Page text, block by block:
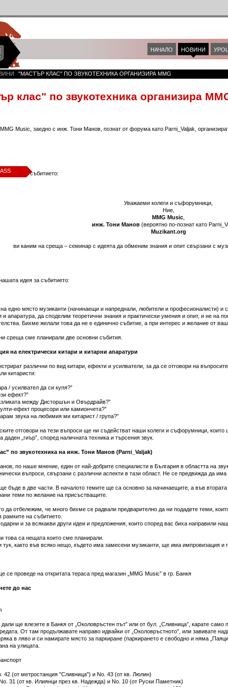
НАЧАЛО НОВИНИ
"МАСТЪР КЛАС" ПО ЗВУКОТЕХНИКА ОРГАНИЗИРА MMG
клас" по звукотехника организира
MMG Music, заедно с инж. Тони Манов, познат от форума като Parni_Valjak,
анонс за събитието:
Уважаеми колеги и съфорумници,
Ние,
MMG Music
инж. Тони Манов(вероятно по-познат като
Muzikant.org
ви каним на среща – семинар с идеята да обменим знания и опит свързани с
идея за събитието:
едно място музиканти (начинаещи и напреднали, любители и професионалисти) и
и апаратура, да споделим теоретични знания и практически умения и опит, и не на
Бихме желали това да не е единично събитие, а при интерес и желание от
среща сме планирали две основни събития.
на електрически китари и китарни апаратури
различни по вид китари, ефекти и усилватели, за да се отговори на
китаристи:
/ усилвател да си купя?”
ефект?”
между Дисторшън и Овърдрайв?”
ефект процесори или камиончета?”
звука на любимия ми китарист / група?”
отговори на тези въпроси ще ни съдействат наши колеги и съфорумници,
даден „гиър”, според наличната техника и търсения звук.
по звукотехника на инж. Тони Манов (Parni_Valjak)
по наше мнение, един от най-добрите специалисти в България в областта на
въпроси, свързани с различни аспекти в тази област. Не се предвижда да
бъде в две части. В началото темите ще са основно за начинаещите, а във
теми по желание на присъстващите.
да отбележим, че много бихме се радвали предварително да ни подадете теми,
рамките на събитието.
и за всякакви други идеи и предложения, които според вас биха направили
това са нещата които сме планирали.
тук, както във всяко нещо, където има замесени музиканти, ще има импровизация и
се проведе на откритата тераса пред магазин „MMG Music” в гр. Банкя
до нас
ще влезете в Банкя от „Околовръстен път” или от бул. „Сливница”, карате само
От там продължавате направо идвайки от „Околовръстното”, или завивате
в ляво и си намирате място за паркиране (паркирането е свободно и няма
на улицата.
42 (от метростанция "Сливница") и No. 43 (от кв. Люлин)
31 (от кв. Илиянци през кв. Надежда) и No. 10 (от Руски Паметник)